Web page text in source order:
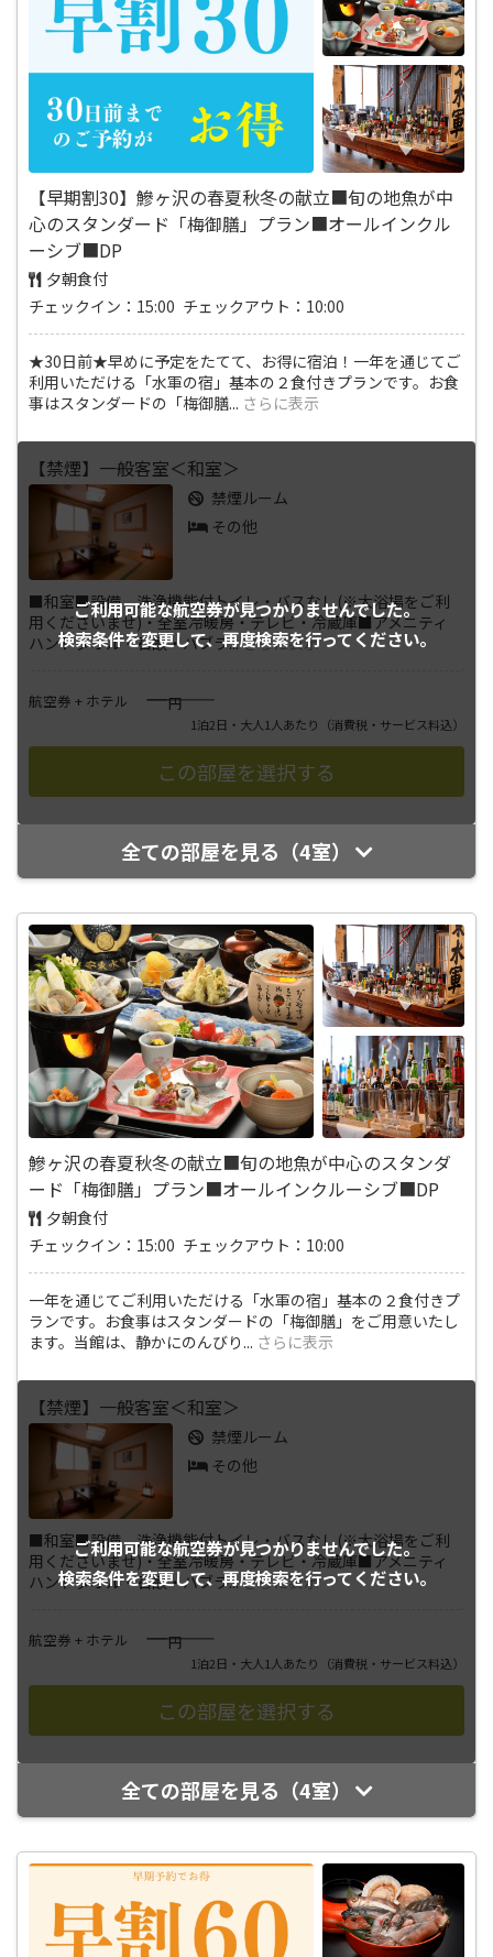
【早期割30】鰺ヶ沢の春夏秋冬の献立■旬の地魚が中
心のスタンダード「梅御膳」プラン■オールインクル
ーシブ■DP
夕朝食付
チェックイン：15:00 チェックアウト：10:00
★30日前★早めに予定をたてて、お得に宿泊！一年を通じてご
利用いただける「水軍の宿」基本の２食付きプランです。お食
事はスタンダードの「梅御膳... さらに表示
ご利用可能な航空券が見つかりませんでした。
検索条件を変更して、再度検索を行ってください。
【禁煙】一般客室＜和室＞
禁煙ルーム
その他
■和室■設備 洗浄機能付トイレ・バスなし(※大浴場をご利
用くださいませ)・全室冷暖房・テレビ・冷蔵庫■アメニティ
ハンドタオル・石鹸・ハブラ...さらに表示
航空券 + ホテル ――――円
1泊2日・大人1人あたり （消費税・サービス料込）
全ての部屋を見る（4室）
鰺ヶ沢の春夏秋冬の献立■旬の地魚が中心のスタンダ
ード「梅御膳」プラン■オールインクルーシブ■DP
夕朝食付
チェックイン：15:00 チェックアウト：10:00
一年を通じてご利用いただける「水軍の宿」基本の２食付きプ
ランです。お食事はスタンダードの「梅御膳」をご用意いたし
ます。当館は、静かにのんびり ... さらに表示
ご利用可能な航空券が見つかりませんでした。
検索条件を変更して、再度検索を行ってください。
【禁煙】一般客室＜和室＞
禁煙ルーム
その他
■和室■設備 洗浄機能付トイレ・バスなし(※大浴場をご利
用くださいませ)・全室冷暖房・テレビ・冷蔵庫■アメニティ
ハンドタオル・石鹸・ハブラ...さらに表示
航空券 + ホテル ――――円
1泊2日・大人1人あたり （消費税・サービス料込）
全ての部屋を見る（4室）